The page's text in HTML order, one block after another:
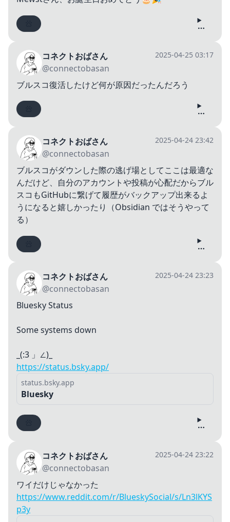
コネクトおばさん
@connectobasan
2025-04-25 03:17
ブルスコ復活したけど何が原因だったんだろう
コネクトおばさん
@connectobasan
2025-04-24 23:42
ブルスコがダウンした際の逃げ場としてここは最適な
んだけど、自分のアカウントや投稿が心配だからブル
スコもGitHubに繋げて履歴がバックアップ出来るよ
うになると嬉しかったり（Obsidian ではそうやって
る）
コネクトおばさん
@connectobasan
2025-04-24 23:23
Bluesky Status
Some systems down
_(:3 」∠)_
https://status.bsky.app/
status.bsky.app
Bluesky
コネクトおばさん
@connectobasan
2025-04-24 23:22
ワイだけじゃなかった
https://www.reddit.com/r/BlueskySocial/s/Ln3lKYS
p3y